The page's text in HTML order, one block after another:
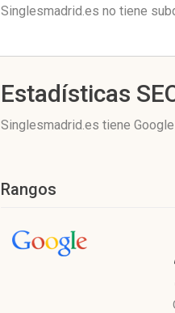
Singlesmadrid.es no tiene
Estadísticas
Singlesmadrid.es tiene
Rangos